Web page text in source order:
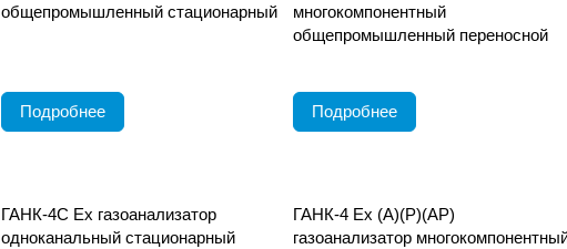
общепромышленный стационарный
Подробнее
многокомпонентный
общепромышленный переносной
Подробнее
ГАНК-4С Ех газоанализатор
одноканальный стационарный
ГАНК-4 Ех (А)(Р)(АР)
газоанализатор